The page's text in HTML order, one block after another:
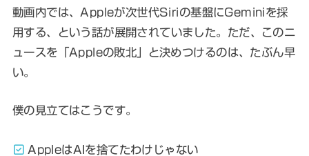
動画内では、Appleが次世代Siriの基盤にGeminiを採
用する、という話が展開されていました。ただ、このニ
ュースを「Appleの敗北」と決めつけるのは、たぶん早
い。
僕の見立てはこうです。
AppleはAIを捨てたわけじゃない